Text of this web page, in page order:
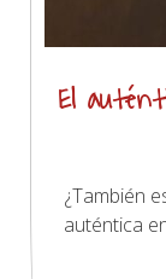
El
¿También
auténtica